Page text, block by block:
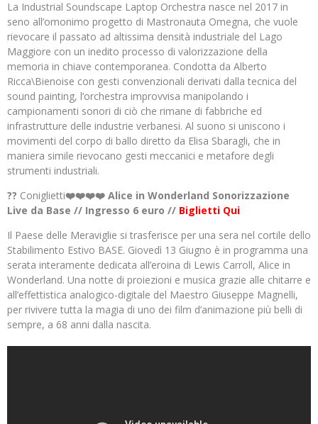
La Industrial Soundscape Laptop Orchestra nasce nel 2017 in
seno all’omonimo progetto di Mastronauta Omegna, che vuole
rievocare il passato ad altissima densità industriale del Lago
Maggiore con un inedito processo di valorizzazione della
memoria in chiave contemporanea. Condotta da Alberto
Ricca\Bienoise con gesti convenzionali derivati dalla tecnica del
sound painting, l’orchestra improvvisa manipolando i
campionamenti sonori di ciò che rimane di fabbriche ed
infrastrutture delle industrie verbanesi. Al suono si uniscono i
movimenti del corpo di ballo diretto da Elisa Sbaragli, che in
maniera simile rievocano gesti meccanici e metafore degli
strumenti industriali.
?? Coniglietti❤️❤️❤️❤️ Alice in Wonderland Sonorizzazione
Live da Base // Ingresso 6 euro // Biglietti Qui
Il Paese delle Meraviglie si trasferisce per una sera nel cortile dello
Stabilimento Estivo BASE. Giovedì 13 Giugno è in programma una
serata interamente dedicata all’eroina di Lewis Carroll, Alice in
Wonderland. Una notte di proiezioni e musica grazie alle chitarre e
all’effettistica analogico-digitale del Maestro Giuseppe Magnelli,
per rivivere tutta la magia di uno dei film d’animazione più belli di
sempre, a 68 anni dalla nascita.